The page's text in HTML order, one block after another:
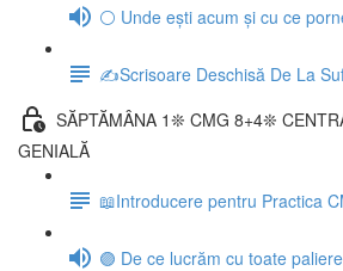
⚪ Unde ești acum și cu ce
✍️Scrisoare Deschisă De La
SĂPTĂMÂNA 1❊ CMG 8+4❊
GENIALĂ
📖Introducere pentru Practica
🟣 De ce lucrăm cu toate